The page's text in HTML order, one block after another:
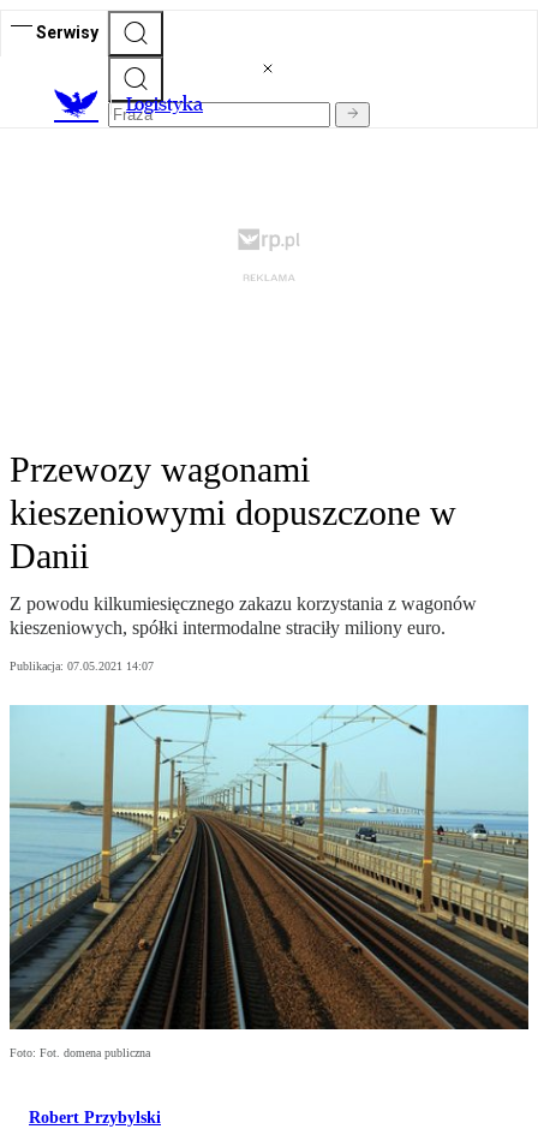
Serwisy
Logistyka
Przewozy wagonami
kieszeniowymi dopuszczone w
Danii
Z powodu kilkumiesięcznego zakazu korzystania z wagonów
kieszeniowych, spółki intermodalne straciły miliony euro.
Publikacja: 07.05.2021 14:07
Foto: Fot. domena publiczna
Robert Przybylski